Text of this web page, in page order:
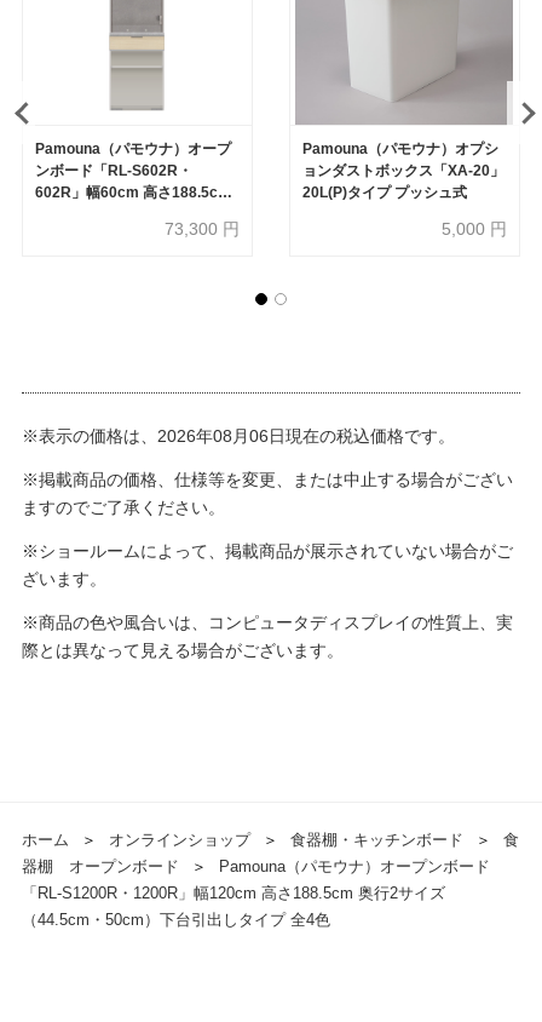
Pamouna（パモウナ）オープ
ンボード「RL-S602R・
602R」幅60cm 高さ188.5cm
73,300 円
Pamouna（パモウナ）オプシ
ョンダストボックス「XA-20」
20L(P)タイプ プッシュ式
5,000 円
※表示の価格は、2026年08月06日現在の税込価格です。
※掲載商品の価格、仕様等を変更、または中止する場合がござい
ますのでご了承ください。
※ショールームによって、掲載商品が展示されていない場合がご
ざいます。
※商品の色や風合いは、コンピュータディスプレイの性質上、実
際とは異なって見える場合がございます。
ホーム ＞ オンラインショップ ＞ 食器棚・キッチンボード ＞
食
器棚 オープンボード
＞
Pamouna（パモウナ）オープンボード
「RL-S1200R・1200R」幅120cm 高さ188.5cm 奥行2サイズ
（44.5cm・50cm）下台引出しタイプ 全4色